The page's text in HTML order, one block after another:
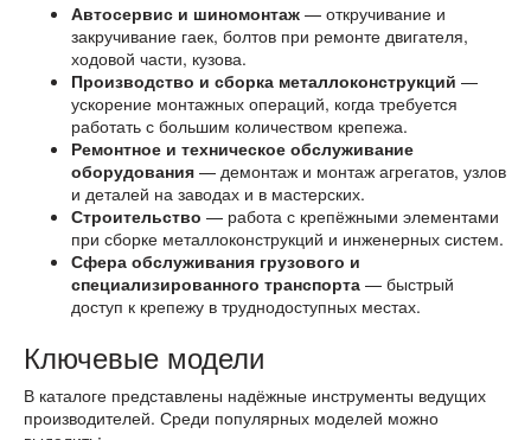
Автосервис и шиномонтаж — откручивание и
закручивание гаек, болтов при ремонте двигателя,
ходовой части, кузова.
Производство и сборка металлоконструкций —
ускорение монтажных операций, когда требуется
работать с большим количеством крепежа.
Ремонтное и техническое обслуживание
оборудования — демонтаж и монтаж агрегатов, узлов
и деталей на заводах и в мастерских.
Строительство — работа с крепёжными элементами
при сборке металлоконструкций и инженерных систем.
Сфера обслуживания грузового и
специализированного транспорта — быстрый
доступ к крепежу в труднодоступных местах.
Ключевые модели
В каталоге представлены надёжные инструменты ведущих
производителей. Среди популярных моделей можно